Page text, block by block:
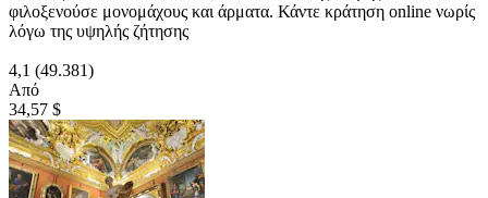
φιλοξενούσε μονομάχους και άρματα. Κάντε κράτηση online νωρίς
λόγω της υψηλής ζήτησης
4,1 (49.381)
Από
34,57 $